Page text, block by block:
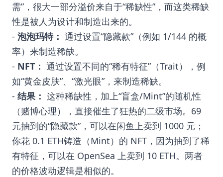
需”，很大一部分溢价来自于“稀缺性”，而这类稀缺
性是被人为设计和制造出来的。
- 泡泡玛特： 通过设置“隐藏款”（例如 1/144 的概
率）来制造稀缺。
- NFT： 通过设置不同的“稀有特征”（Trait），例
如“黄金皮肤”、“激光眼”，来制造稀缺。
- 结果： 这种稀缺性，加上“盲盒/Mint”的随机性
（赌博心理），直接催生了狂热的二级市场。69
元抽到的“隐藏款”，可以在闲鱼上卖到 1000 元；
你花 0.1 ETH铸造（Mint）的 NFT，因为抽到了稀
有特征，可以在 OpenSea 上卖到 10 ETH。两者
的价格波动逻辑是相似的。